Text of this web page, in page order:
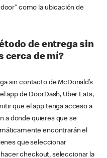
como la ubicación de
de entrega sin
cerca de mí?
sin contacto de McDonald’s
app de DoorDash, Uber Eats,
que el app tenga acceso a
a donde quieres que se
encontrarán el
que seleccionar
hacer checkout, seleccionar la